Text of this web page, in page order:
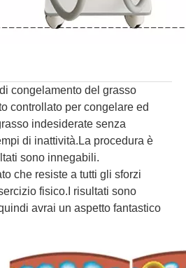
congelamento del grasso
controllato per congelare ed
indesiderate senza
di inattività.La procedura è
sono innegabili.
che resiste a tutti gli sforzi
fisico.I risultati sono
avrai un aspetto fantastico